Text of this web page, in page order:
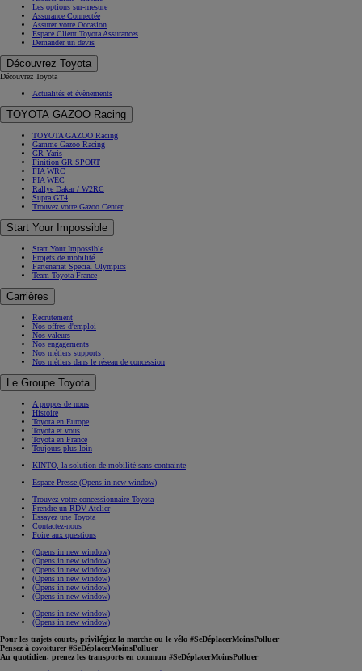
Les options sur-mesure
Assurance Connectée
Assurer votre Occasion
Espace Client Toyota Assurances
Demander un devis
Découvrez Toyota
Découvrez Toyota
Actualités et évènements
TOYOTA GAZOO Racing
TOYOTA GAZOO Racing
Gamme Gazoo Racing
GR Yaris
Finition GR SPORT
FIA WRC
FIA WEC
Rallye Dakar / W2RC
Supra GT4
Trouvez votre Gazoo Center
Start Your Impossible
Start Your Impossible
Projets de mobilité
Partenariat Special Olympics
Team Toyota France
Carrières
Recrutement
Nos offres d'emploi
Nos valeurs
Nos engagements
Nos métiers supports
Nos métiers dans le réseau de concession
Le Groupe Toyota
A propos de nous
Histoire
Toyota en Europe
Toyota et vous
Toyota en France
Toujours plus loin
KINTO, la solution de mobilité sans contrainte
Espace Presse (Opens in new window)
Trouvez votre concessionnaire Toyota
Prendre un RDV Atelier
Essayez une Toyota
Contactez-nous
Foire aux questions
(Opens in new window)
(Opens in new window)
(Opens in new window)
(Opens in new window)
(Opens in new window)
(Opens in new window)
(Opens in new window)
(Opens in new window)
Pour les trajets courts, privilégiez la marche ou le vélo #SeDéplacerMoinsPolluer
Pensez à covoiturer #SeDéplacerMoinsPolluer
Au quotidien, prenez les transports en commun #SeDéplacerMoinsPolluer